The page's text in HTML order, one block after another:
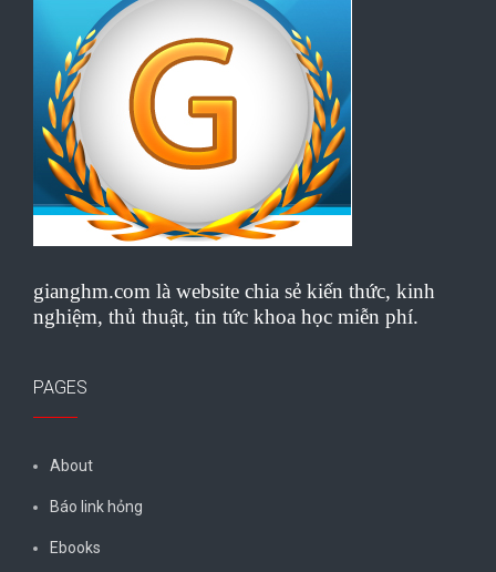
gianghm.com là website chia sẻ kiến thức, kinh
nghiệm, thủ thuật, tin tức khoa học miễn phí.
PAGES
About
Báo link hỏng
Ebooks